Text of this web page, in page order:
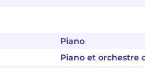
Piano
Piano et orchestre